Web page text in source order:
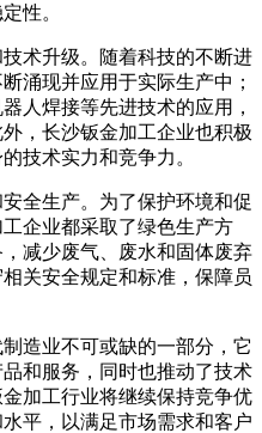
性。
术升级。随着科技的不断进
涌现并应用于实际生产中；
人焊接等先进技术的应用，
，长沙钣金加工企业也积极
技术实力和竞争力。
全生产。为了保护环境和促
企业都采取了绿色生产方
减少废气、废水和固体废弃
关安全规定和标准，保障员
造业不可或缺的一部分，它
和服务，同时也推动了技术
加工行业将继续保持竞争优
平，以满足市场需求和客户